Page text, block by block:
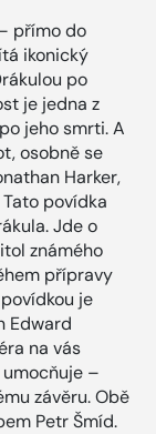
přímo do
ikonický
po
je jedna z
jeho smrti. A
osobně se
Harker,
povídka
Jde o
známého
přípravy
je
Edward
na vás
–
závěru. Obě
Petr Šmíd.